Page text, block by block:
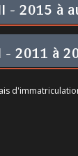
- 2015 à
- 2011 à